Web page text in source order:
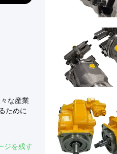
な産業
ために
ジを残す